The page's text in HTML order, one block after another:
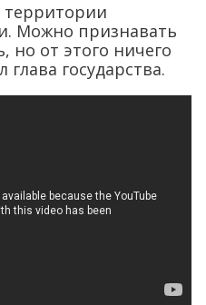
территории
Можно признавать
но от этого ничего
глава государства.